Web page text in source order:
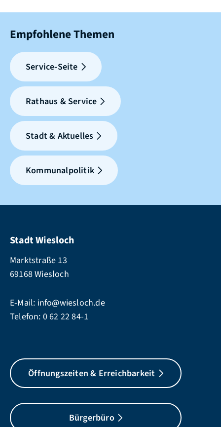
Empfohlene Themen
Service-Seite
Rathaus & Service
Stadt & Aktuelles
Kommunalpolitik
Stadt Wiesloch
Marktstraße 13
69168 Wiesloch
E-Mail: info@wiesloch.de
Telefon: 0 62 22 84-1
Öffnungszeiten & Erreichbarkeit
Bürgerbüro